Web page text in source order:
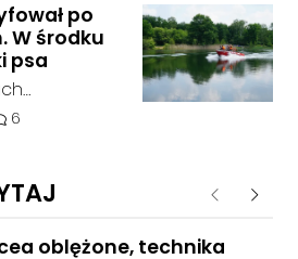
zostałpo
W środku
psa
zostały
od
czarny
komentarzy artykułu:
6
Poprzednie
oblężone, technika